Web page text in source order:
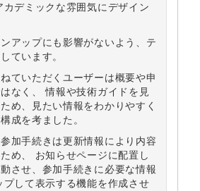
カデミックな雰囲気にデザイン
アップにも影響がないよう、テ
ています。
ていただくユーザーは概要や申
なく、 情報や技術ガイドを見
め、見たい情報をわかりやすく
成を考ました。
加手続きは更新情報により内容
め、 お知らせページに配置し
させ、参加手続きに必要な情報
プして表示する機能を作成させ